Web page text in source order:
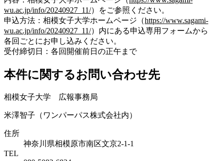
wu.ac.jp/info/20240927_11/）
をご参照ください。
申込方法：相模女子大学ホームページ（https://www.sagami-
wu.ac.jp/info/20240927_11/）内にある申込専用フォームから
各回ごとにお申し込みください。
受付締切日：各回開催前日の正午まで
本件に関するお問い合わせ先
相模女子大学 広報事務局
米澤智子（ワンパーパス株式会社内）
住所
神奈川県相模原市南区文京2-1-1
TEL